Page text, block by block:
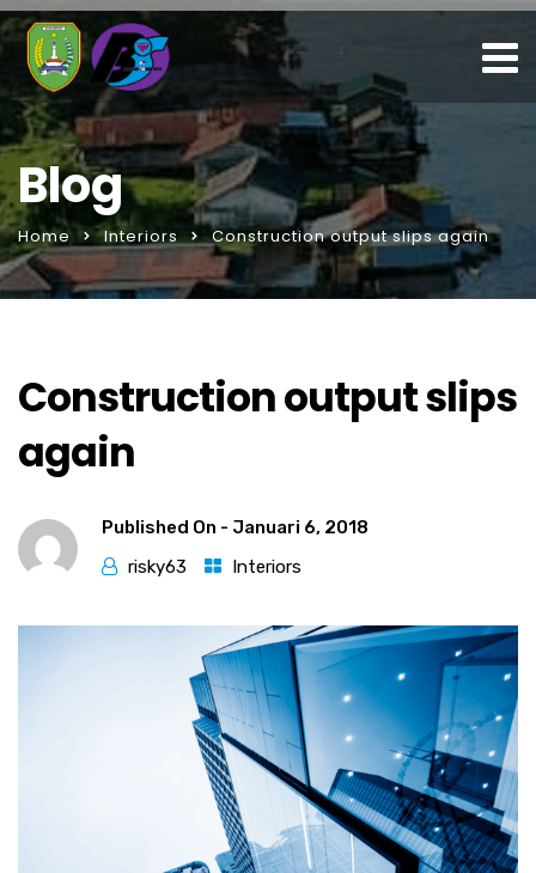
Blog
Home Interiors Construction output slips again
Construction output slips
again
Published On - Januari 6, 2018
risky63
Interiors